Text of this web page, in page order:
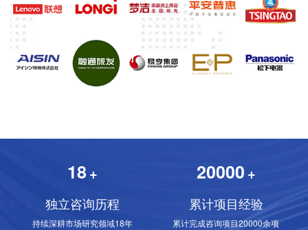
18 +
独立咨询历程
持续深耕市场研究领域18年
20000 +
累计项目经验
累计完成咨询项目20000余项